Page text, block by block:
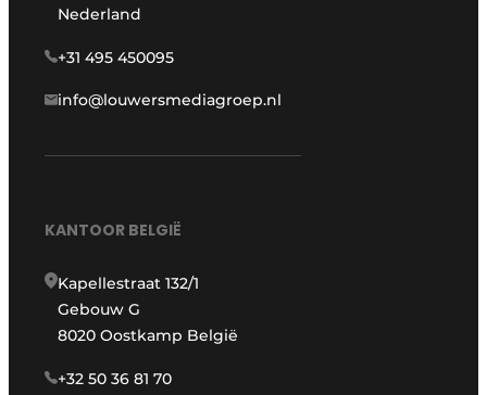
Nederland
+31 495 450095
info@louwersmediagroep.nl
KANTOOR BELGIË
Kapellestraat 132/1
Gebouw G
8020 Oostkamp België
+32 50 36 81 70